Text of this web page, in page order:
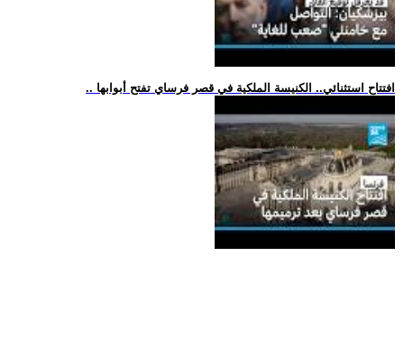
.. افتتاح استثنائي.. الكنيسة الملكية في قصر فرساي تفتح أبوابها